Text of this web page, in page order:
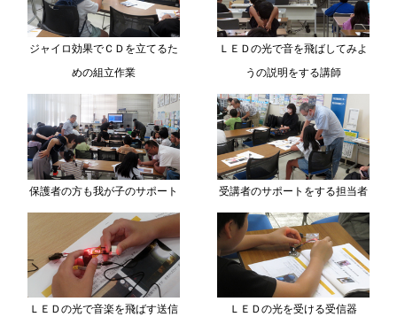
ジャイロ効果でＣＤを立てるた
めの組立作業
ＬＥＤの光で音を飛ばしてみよ
うの説明をする講師
保護者の方も我が子のサポート 受講者のサポートをする担当者
ＬＥＤの光で音楽を飛ばす送信
ＬＥＤの光を受ける受信器